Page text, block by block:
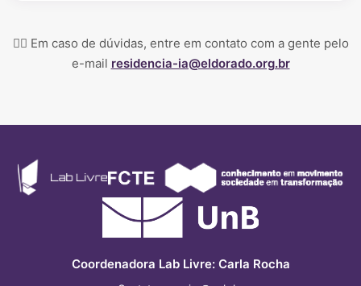
✍🏼 Em caso de dúvidas, entre em contato com a gente pelo
e-mail residencia-ia@eldorado.org.br
Coordenadora Lab Livre: Carla Rocha